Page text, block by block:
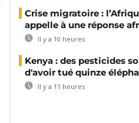
Crise migratoire :
appelle à une réponse
Il y a 10 heures
Kenya : des pesticides
d'avoir tué quinze
Il y a 11 heures